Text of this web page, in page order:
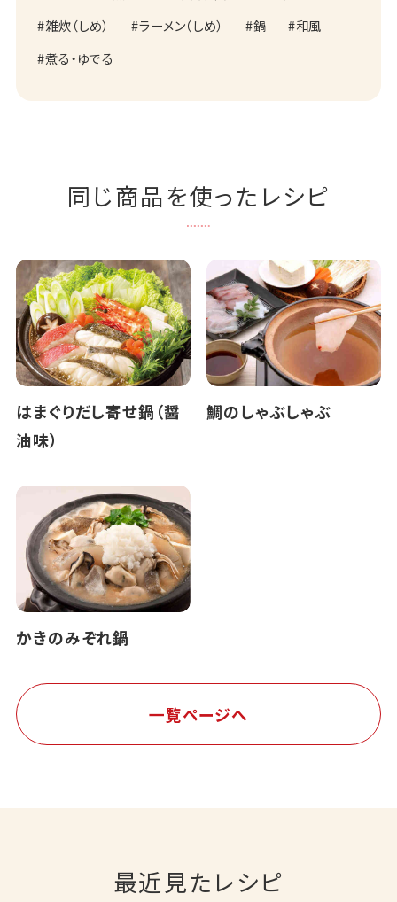
雑炊（しめ）
ラーメン（しめ） 鍋
和風
煮る・ゆでる
同じ商品を使ったレシピ
はまぐりだし寄せ鍋（醤
油味）
鯛のしゃぶしゃぶ
かきのみぞれ鍋
一覧ページへ
最近見たレシピ